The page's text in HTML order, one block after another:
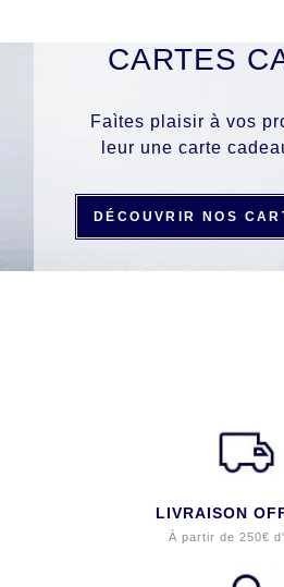
CARTES
Faìtes plaisir à vos
leur une carte
DÉCOUVRIR NOS
LIVRAISON
À partir de 250€